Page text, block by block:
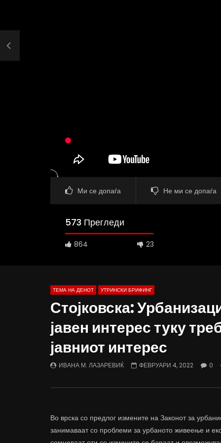
Ми се допаѓа Не ми се допаѓа
573 Прегледи
864 23
Д-р Беговиќ: Обуката на лекарите
трае предолго за да дозволиме лесно
да го губиме стручниот кадар
ДАМЈАН ВАРОШЛИЈА
ТЕМА НА ДЕНОТ УТРИНСКИ БРИФИНГ
Стојковска:
јавен интерес туку
јавниот интерес
ИВАНА М. ЛАЗАРЕВИЌ ФЕВРУАРИ 4, 2022 0
Во врска со предлог измените на Законот за
занимаваат со проблеми за урбаното живеење и